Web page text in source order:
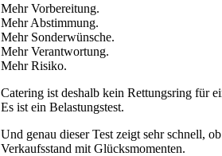
Mehr Vorbereitung.
Mehr Abstimmung.
Mehr Sonderwünsche.
Mehr Verantwortung.
Mehr Risiko.
Catering ist deshalb kein Rettungsring für
Es ist ein Belastungstest.
Und genau dieser Test zeigt sehr schnell,
Verkaufsstand mit Glücksmomenten.